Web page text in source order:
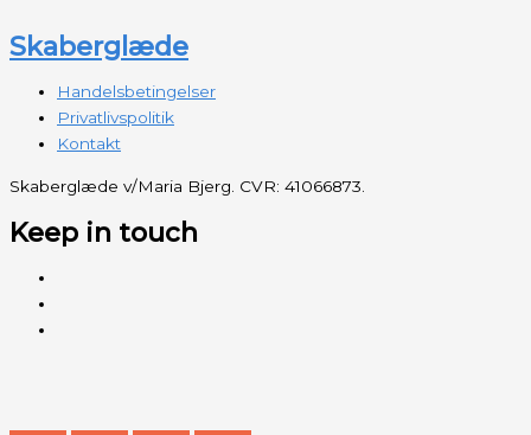
Skaberglæde
Handelsbetingelser
Privatlivspolitik
Kontakt
Skaberglæde v/Maria Bjerg. CVR: 41066873.
Keep in touch